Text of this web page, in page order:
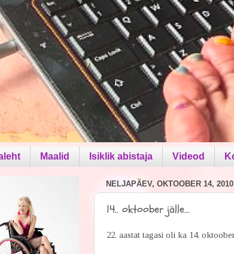
Maalid Isiklik abistaja Videod
NELJAPÄEV, OKTOOBER 14, 2010
14.. oktoober jälle...
22. aastat tagasi oli ka 14.